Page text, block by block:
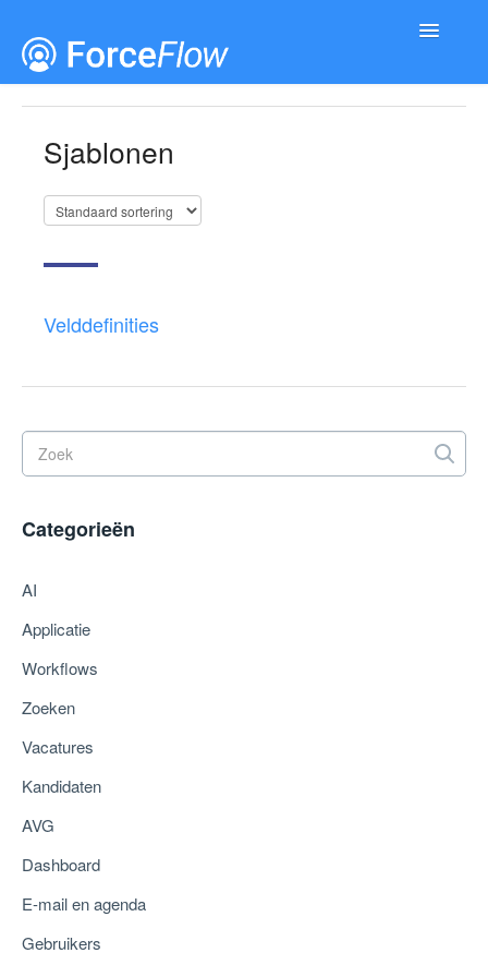
Toggle
Sjablonen
Velddefinities
Categorieën
AI
Applicatie
Workflows
Zoeken
Vacatures
Kandidaten
AVG
Dashboard
E-mail en agenda
Gebruikers